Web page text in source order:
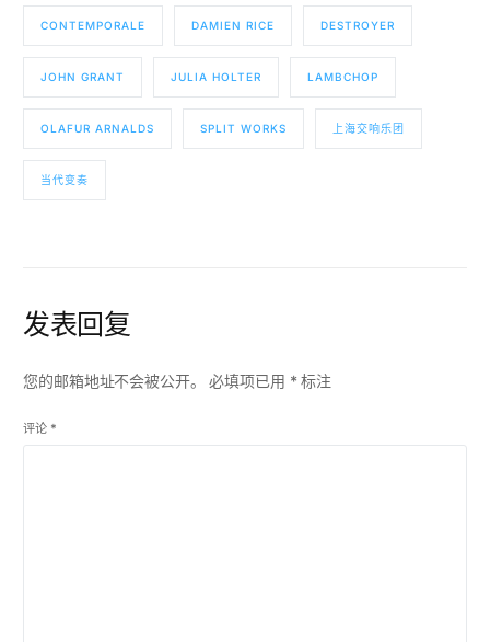
CONTEMPORALE DAMIEN RICE DESTROYER
JOHN GRANT JULIA HOLTER LAMBCHOP
OLAFUR ARNALDS SPLIT WORKS 上海交响乐团
当代变奏
发表回复
您的邮箱地址不会被公开。 必填项已用 *标注
评论 *